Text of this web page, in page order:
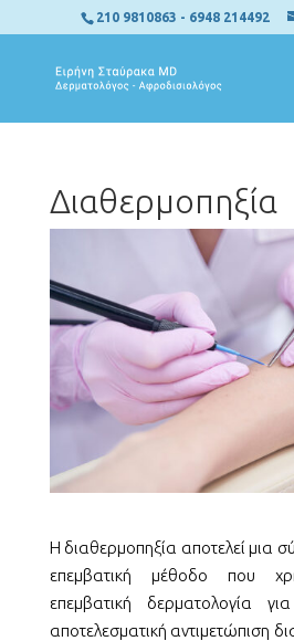
210 9810863 - 6948 214492
Διαθερμοπηξία
Η διαθερμοπηξία αποτελεί μια
επεμβατική μέθοδο που
επεμβατική δερματολογία
αποτελεσματική αντιμετώπιση